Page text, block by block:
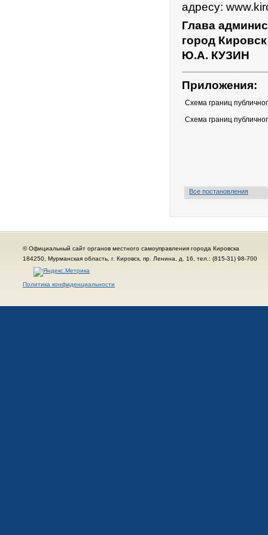
адресу:
Глава
город
Ю.А. КУЗИН
Приложения:
Схема границ
Схема границ
Все постановления
© Официальный сайт органов местного самоуправления города Кировска
184250, Мурманская область, г. Кировск, пр. Ленина, д. 16, тел.: (815-31) 98-700
Политика конфиденциальности